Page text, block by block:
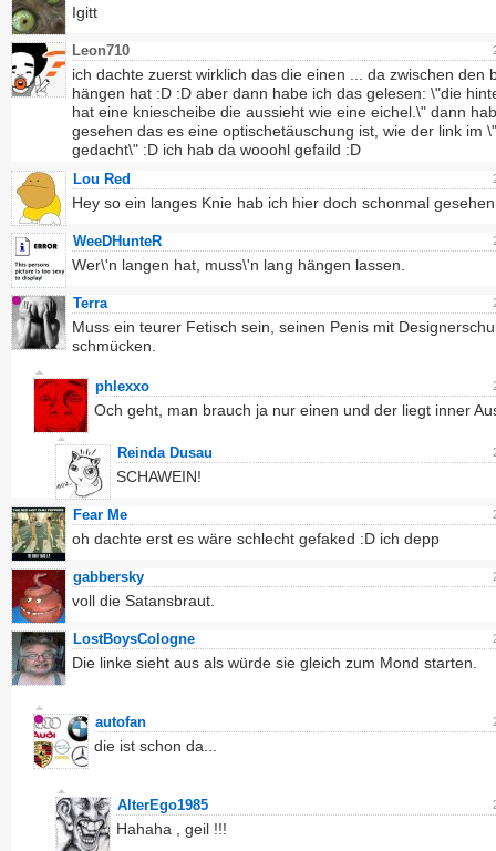
Igitt
Leon710
ich dachte zuerst wirklich das die einen ... da zwischen den
hängen hat :D :D aber dann habe ich das gelesen: \"die
hat eine kniescheibe die aussieht wie eine eichel.\" dann
gesehen das es eine optischetäuschung ist, wie der link im
gedacht\" :D ich hab da wooohl gefaild :D
Lou Red
Hey so ein langes Knie hab ich hier doch schonmal
WeeDHunteR
Wer\'n langen hat, muss\'n lang hängen lassen.
Terra
Muss ein teurer Fetisch sein, seinen Penis mit
schmücken.
phlexxo
Och geht, man brauch ja nur einen und der liegt inner
Reinda Dusau
SCHAWEIN!
Fear Me
oh dachte erst es wäre schlecht gefaked :D ich depp
gabbersky
voll die Satansbraut.
LostBoysCologne
Die linke sieht aus als würde sie gleich zum Mond starten.
autofan
die ist schon da...
AlterEgo1985
Hahaha , geil !!!